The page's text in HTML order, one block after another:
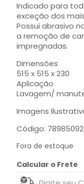
Indicado para
exceção dos
Possui abrasivo
a remoção de
impregnadas.
Dimensões
515 x 515 x 230
Aplicação
Lavagem/
Imagens
Código:
Fora de estoque
Calcular o Frete